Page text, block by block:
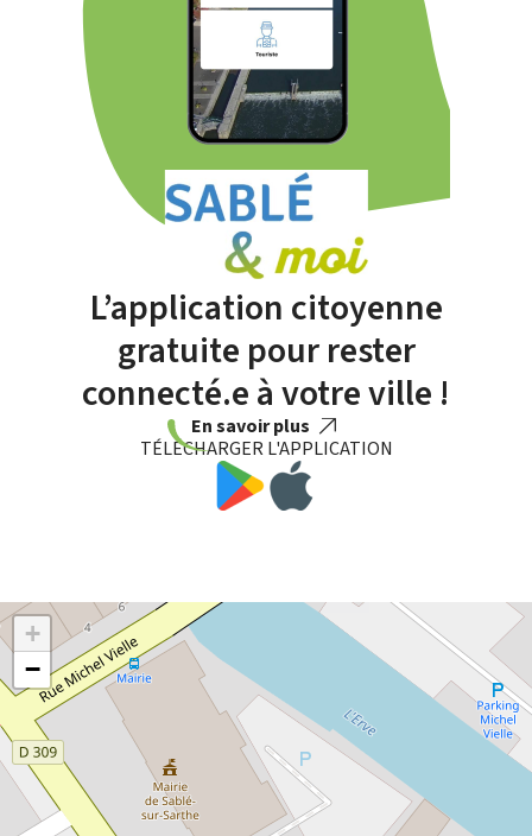
L’application citoyenne
gratuite pour rester
connecté.e à votre ville !
En savoir plus
TÉLÉCHARGER L'APPLICATION
+
−